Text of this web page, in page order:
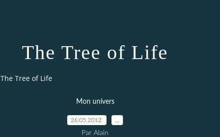
The Tree of Life
The Tree of Life
Mon univers
26.05.2012
Par Alain